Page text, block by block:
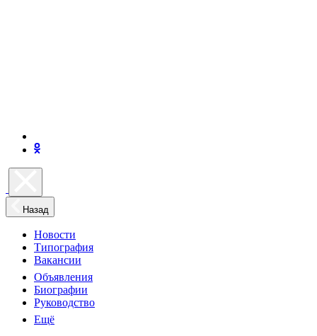
Назад
Новости
Типография
Вакансии
Объявления
Биографии
Руководство
Ещё